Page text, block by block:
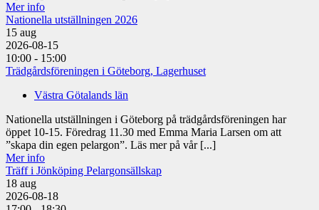
Mer info
Nationella utställningen 2026
15 aug
2026-08-15
10:00 - 15:00
Trädgårdsföreningen i Göteborg, Lagerhuset
Västra Götalands län
Nationella utställningen i Göteborg på trädgårdsföreningen har
öppet 10-15. Föredrag 11.30 med Emma Maria Larsen om att
”skapa din egen pelargon”. Läs mer på vår [...]
Mer info
Träff i Jönköping Pelargonsällskap
18 aug
2026-08-18